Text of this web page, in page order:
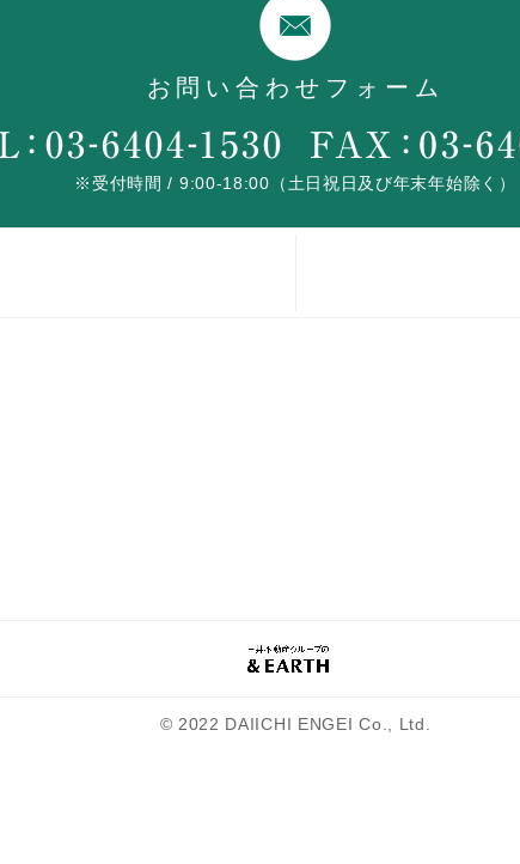
お問い合わせフォーム
※受付時間 / 9:00-18:00（土日祝日及び年末年始除く）
© 2022 DAIICHI ENGEI Co., Ltd.